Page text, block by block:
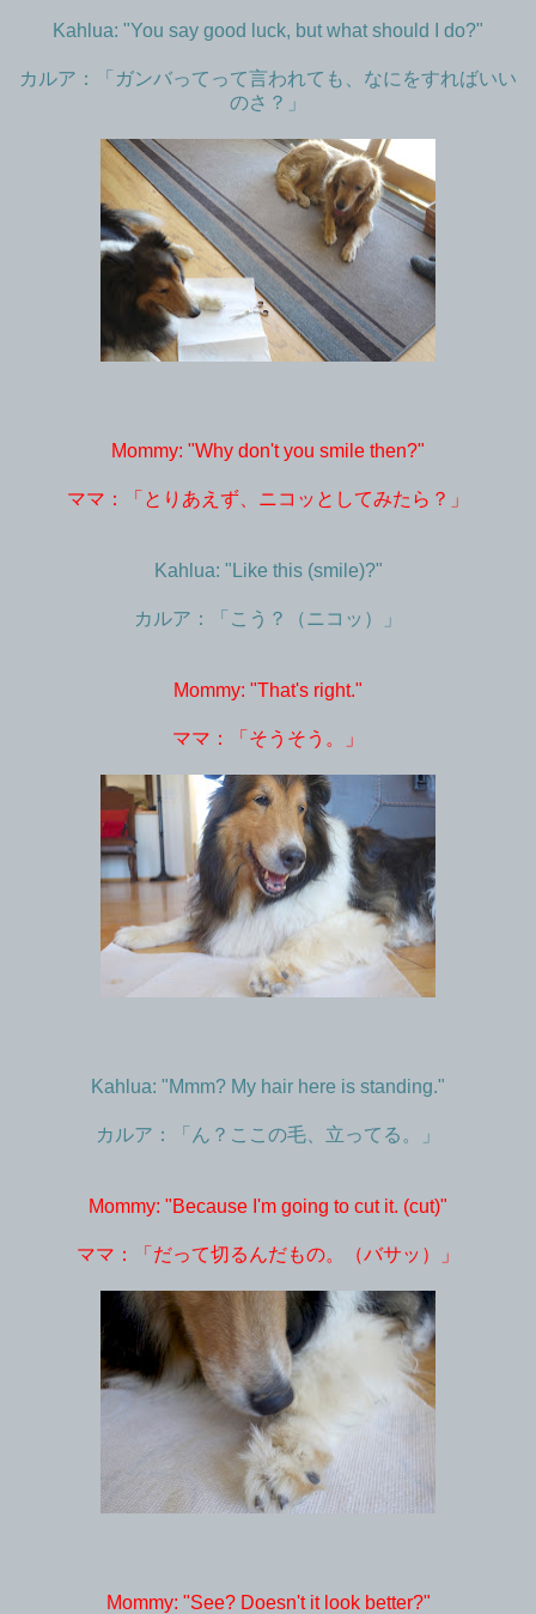
Kahlua: "You say good luck, but what should I do?"
カルア：「ガンバってって言われても、なにをすればいい
のさ？」
Mommy: "Why don't you smile then?"
ママ：「とりあえず、ニコッとしてみたら？」
Kahlua: "Like this (smile)?"
カルア：「こう？（ニコッ）」
Mommy: "That's right."
ママ：「そうそう。」
Kahlua: "Mmm? My hair here is standing."
カルア：「ん？ここの毛、立ってる。」
Mommy: "Because I'm going to cut it. (cut)"
ママ：「だって切るんだもの。（バサッ）」
Mommy: "See? Doesn't it look better?"